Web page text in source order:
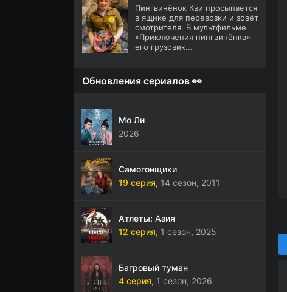
Пингвинёнок Кви просыпается
в ящике для перевозки и зовёт
смотрителя. В мультфильме
«Приключения пингвинёнка»
его грузовик...
Обновления сериалов 👀
Мо Ли
2026
Самогонщики
19 серия, 14 сезон, 2011
Атлеты: Азия
12 серия, 1 сезон, 2025
Багровый туман
4 серия, 1 сезон, 2026